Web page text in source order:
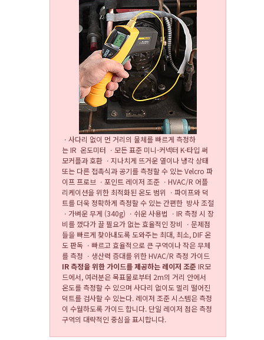
ㆍ사다리 없이 먼 거리의 물체를 빠르게 측정하
는 IR 온도미터 ㆍ모든 표준 미니-커넥터 K-타입 써
모커플과 호환 ㆍ지나치게 뜨거운 열이나 냉각 상태
또는 다른 접촉식과 공기를 측정할 수 있는 Velcro 파
이프 프로브 ㆍ포인트 레이저 조준 ㆍHVAC/R 어플
리케이션을 위한 최적화된 온도 범위 ㆍ파이프와 덕
트를 더욱 정확하게 측정할 수 있는 간편한 방사 조절
ㆍ가벼운 무게 (340g) ㆍ쉬운 사용법 ㆍIR 측정 시 장
비를 껐다가 끌 필요가 없는 효율적인 장비 ㆍ문제점
들을 빠르게 찾아내도록 도와주는 최대, 최소, DIF 온
도 판독 ㆍ빠르고 효율적으로 큰 구역이나 작은 무체
를 측정 ㆍ생산력 증대를 위한 HVAC/R 측정 가이드
IR 측정을 위한 가이드를 제공하는 레이저 조준 IR모
드에서, 여러분은 목표물로부터 2m의 거리 안에서
온도를 측정할 수 있으며 사다리 없이도 멀리 떨어진
덕트를 검사할 수 있는다. 레이저 조준 시스템은 측정
이 수월하도록 가이드 합니다. 단일 레이저 점은 측정
구역의 대략적인 중심을 표시합니다.